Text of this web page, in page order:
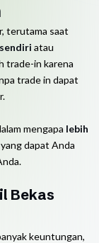
terutama saat
atau
trade-in karena
trade in dapat
mengapa lebih
dapat Anda
Bekas
keuntungan,